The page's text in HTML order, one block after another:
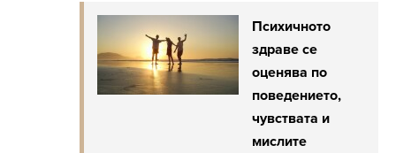
Психичното
здраве се
оценява по
поведението,
чувствата и
мислите